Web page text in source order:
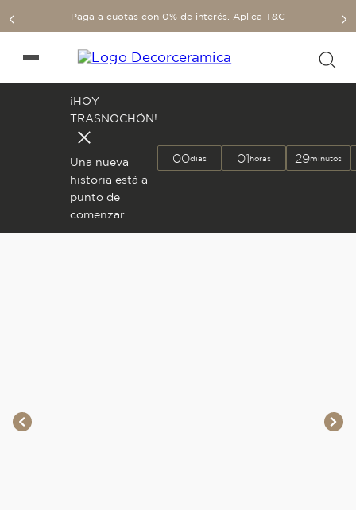
Paga a cuotas con 0% de interés. Aplica T&C
¡HOY
TRASNOCHÓN!
Una nueva
historia está a
punto de
comenzar.
00días 01horas 29minutos